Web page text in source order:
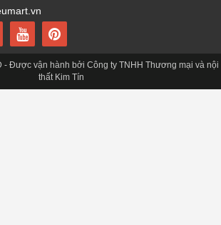
- Được vận hành bởi Công ty TNHH Thương mại và nội
thất Kim Tín